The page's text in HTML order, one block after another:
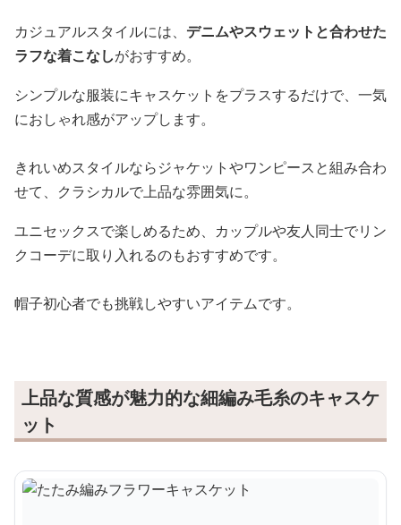
カジュアルスタイルには、 デニムやスウェットと合わせた
ラフな着こなしがおすすめ。
シンプルな服装にキャスケットをプラスするだけで、一気
におしゃれ感がアップします。
きれいめスタイルならジャケットやワンピースと組み合わ
せて、クラシカルで上品な雰囲気に。
ユニセックスで楽しめるため、カップルや友人同士でリン
クコーデに取り入れるのもおすすめです。
帽子初心者でも挑戦しやすいアイテムです。
上品な質感が魅力的な細編み毛糸のキャスケ
ット